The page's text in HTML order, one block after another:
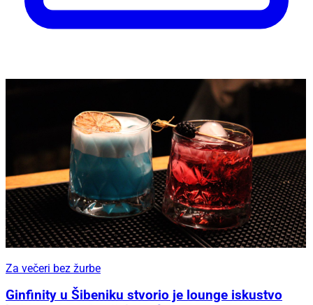
Za večeri bez žurbe
Ginfinity u Šibeniku stvorio je lounge iskustvo